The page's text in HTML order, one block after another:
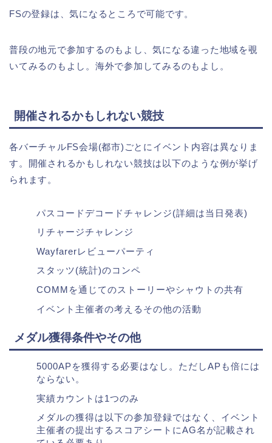
FSの登録は、気になるところで可能です。
普段の地元で参加するのもよし、気になる違った地域を覗
いてみるのもよし。海外で参加してみるのもよし。
開催されるかもしれない競技
各バーチャルFS会場(都市)ごとにイベント内容は異なりま
す。開催されるかもしれない競技は以下のような例が挙げ
られます。
パスコードデコードチャレンジ(詳細は当日発表)
リチャージチャレンジ
Wayfarerレビューパーティ
スタッツ(統計)のコンペ
COMMを通じてのストーリーやシャウトの共有
イベント主催者の考えるその他の活動
メダル獲得条件やその他
5000APを獲得する必要はなし。ただしAPも倍には
ならない。
実績カウントは1つのみ
メダルの獲得は以下の参加登録ではなく、イベント
主催者の提出するスコアシートにAG名が記載され